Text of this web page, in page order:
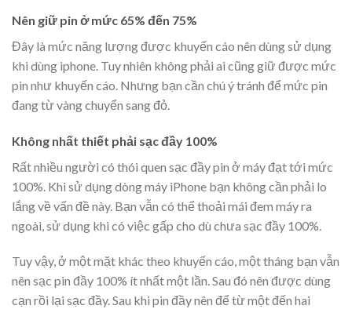
Nên giữ pin ở mức 65% đến 75%
Đây là mức năng lượng được khuyến cáo nên dùng sử dụng
khi dùng iphone. Tuy nhiên không phải ai cũng giữ được mức
pin như khuyến cáo. Nhưng bạn cần chú ý tránh để mức pin
đang từ vàng chuyển sang đỏ.
Không nhất thiết phải sạc đầy 100%
Rất nhiều người có thói quen sạc đầy pin ở máy đạt tới mức
100%. Khi sử dụng dòng máy iPhone bạn không cần phải lo
lắng về vấn đề này. Bạn vẫn có thể thoải mái đem máy ra
ngoài, sử dụng khi có việc gấp cho dù chưa sạc đầy 100%.
Tuy vậy, ở một mặt khác theo khuyến cáo, một tháng bạn vẫn
nên sạc pin đầy 100% ít nhất một lần. Sau đó nên được dùng
cạn rồi lại sạc đầy. Sau khi pin đầy nên để từ một đến hai